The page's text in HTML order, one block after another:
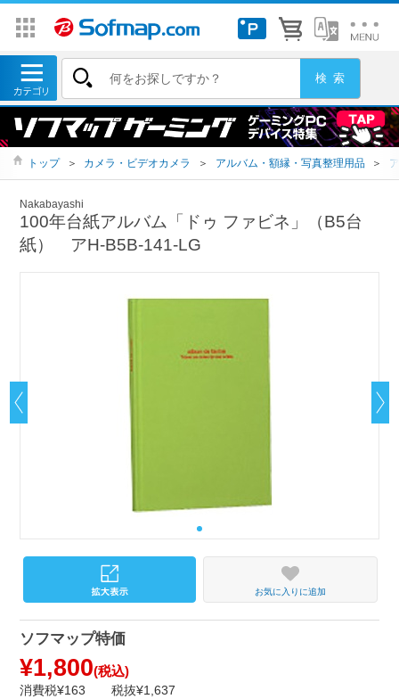
トップ ＞ カメラ・ビデオカメラ ＞ アルバム・額縁・写真整理用品 ＞
Nakabayashi
100年台紙アルバム「ドゥ ファビネ」（B5台
紙） アH-B5B-141-LG
お気に入りに追加
ソフマップ特価
¥1,800(税込)
消費税¥163 税抜¥1,637